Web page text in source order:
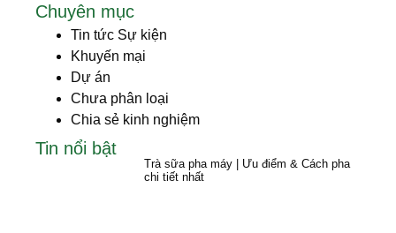
Chuyên mục
Tin tức Sự kiện
Khuyến mại
Dự án
Chưa phân loại
Chia sẻ kinh nghiệm
Tin nổi bật
Trà sữa pha máy | Ưu điểm & Cách pha
chi tiết nhất